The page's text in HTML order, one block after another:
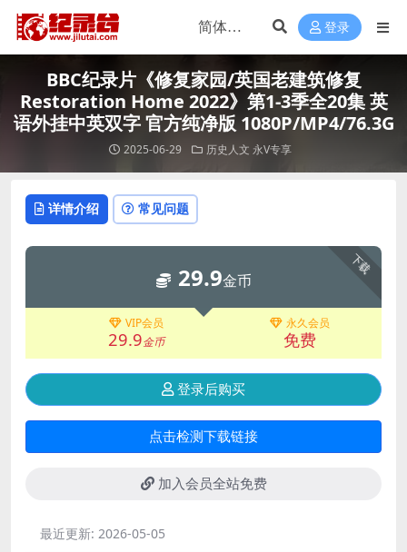
登录
BBC纪录片《修复家园/英国老建筑修复
Restoration Home 2022》第1-3季全20集 英
语外挂中英双字 官方纯净版 1080P/MP4/76.3G
2025-06-29 历史人文 永V专享
详情介绍 常见问题
下载
29.9金币
VIP会员
29.9金币
永久会员
免费
登录后购买
点击检测下载链接
加入会员全站免费
最近更新: 2026-05-05